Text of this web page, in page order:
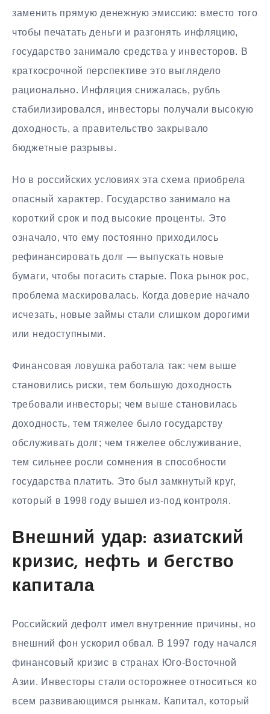
заменить прямую денежную эмиссию: вместо того
чтобы печатать деньги и разгонять инфляцию,
государство занимало средства у инвесторов. В
краткосрочной перспективе это выглядело
рационально. Инфляция снижалась, рубль
стабилизировался, инвесторы получали высокую
доходность, а правительство закрывало
бюджетные разрывы.
Но в российских условиях эта схема приобрела
опасный характер. Государство занимало на
короткий срок и под высокие проценты. Это
означало, что ему постоянно приходилось
рефинансировать долг — выпускать новые
бумаги, чтобы погасить старые. Пока рынок рос,
проблема маскировалась. Когда доверие начало
исчезать, новые займы стали слишком дорогими
или недоступными.
Финансовая ловушка работала так: чем выше
становились риски, тем большую доходность
требовали инвесторы; чем выше становилась
доходность, тем тяжелее было государству
обслуживать долг; чем тяжелее обслуживание,
тем сильнее росли сомнения в способности
государства платить. Это был замкнутый круг,
который в 1998 году вышел из-под контроля.
Внешний удар: азиатский
кризис, нефть и бегство
капитала
Российский дефолт имел внутренние причины, но
внешний фон ускорил обвал. В 1997 году начался
финансовый кризис в странах Юго-Восточной
Азии. Инвесторы стали осторожнее относиться ко
всем развивающимся рынкам. Капитал, который